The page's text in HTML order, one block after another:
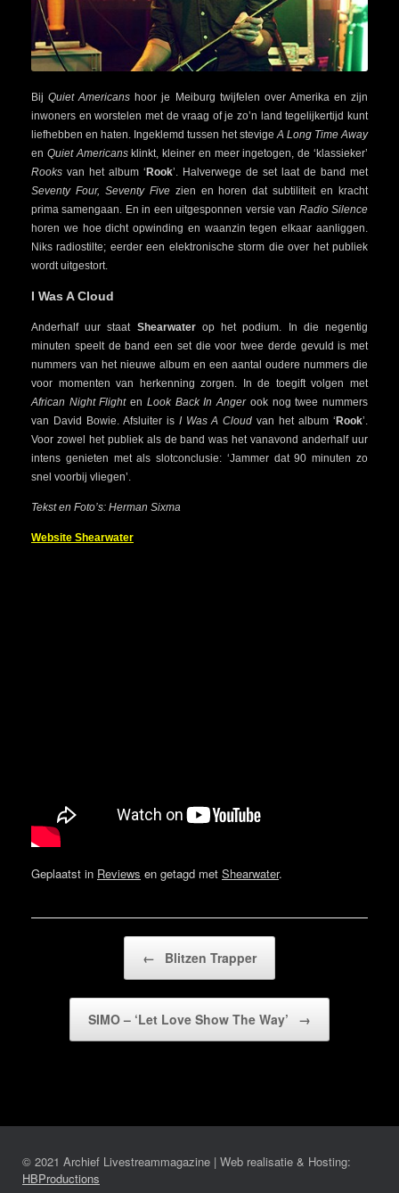
BijQuiet Americans hoor je Meiburg twijfelen over Amerika en zijn
inwoners en worstelen met de vraag of je zo’n land tegelijkertijd kunt
liefhebben en haten. Ingeklemd tussen het stevigeA Long Time Away
en Quiet Americansklinkt, kleiner en meer ingetogen, de ‘klassieker’
Rooks van het album ‘ Rook’. Halverwege de set laat de band met
Seventy Four, Seventy Fivezien en horen dat subtiliteit en kracht
prima samengaan. En in een uitgesponnen versie van Radio Silence
horen we hoe dicht opwinding en waanzin tegen elkaar aanliggen.
Niks radiostilte; eerder een elektronische storm die over het publiek
wordt uitgestort.
I Was A Cloud
Anderhalf uur staat Shearwaterop het podium. In die negentig
minuten speelt de band een set die voor twee derde gevuld is met
nummers van het nieuwe album en een aantal oudere nummers die
voor momenten van herkenning zorgen. In de toegift volgen met
African Night Flighten Look Back In Angerook nog twee nummers
van David Bowie. Afsluiter is I Was A Cloud van het album ‘ Rook’.
Voor zowel het publiek als de band was het vanavond anderhalf uur
intens genieten met als slotconclusie: ‘Jammer dat 90 minuten zo
snel voorbij vliegen’.
Tekst en Foto’s: Herman Sixma
Website Shearwater
Geplaatst in Reviews en getagd met Shearwater.
← Blitzen Trapper
SIMO – ‘Let Love Show The Way’ →
© 2021 Archief Livestreammagazine | Web realisatie & Hosting:
HBProductions